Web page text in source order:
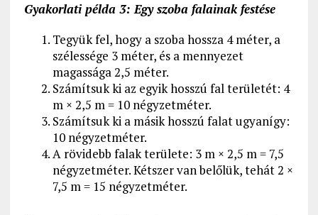
Gyakorlati példa 3: Egy szoba falainak festése
Tegyük fel, hogy a szoba hossza 4 méter, a
szélessége 3 méter, és a mennyezet
magassága 2,5 méter.
Számítsuk ki az egyik hosszú fal területét: 4
m × 2,5 m = 10 négyzetméter.
Számítsuk ki a másik hosszú falat ugyanígy:
10 négyzetméter.
A rövidebb falak területe: 3 m × 2,5 m = 7,5
négyzetméter. Kétszer van belőlük, tehát 2 ×
7,5 m = 15 négyzetméter.